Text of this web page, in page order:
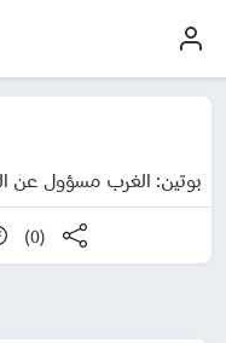
بوتين: الغرب مسؤول عن
(0)